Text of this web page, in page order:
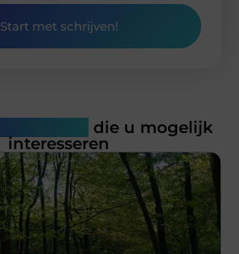
Start met schrijven!
die u mogelijk
interesseren